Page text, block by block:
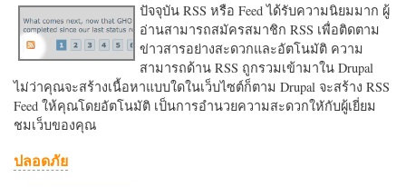
ปัจจุบัน RSS หรือ Feed ได้รับความนิยมมาก ผู้
อ่านสามารถสมัครสมาชิก RSS เพื่อติดตาม
ข่าวสารอย่างสะดวกและอัตโนมัติ ความ
สามารถด้าน RSS ถูกรวมเข้ามาใน Drupal
ไม่ว่าคุณจะสร้างเนื้อหาแบบใดในเว็บไซต์ก็ตาม Drupal จะสร้าง RSS
Feed ให้คุณโดยอัตโนมัติ เป็นการอำนวยความสะดวกใหักับผู้เยี่ยม
ชมเว็บของคุณ
ปลอดภัย